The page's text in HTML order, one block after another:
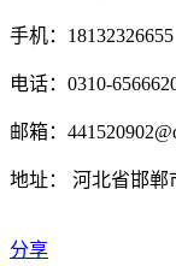
手机：18132326655
电话：0310-
邮箱：
地址： 河北省邯郸
分享